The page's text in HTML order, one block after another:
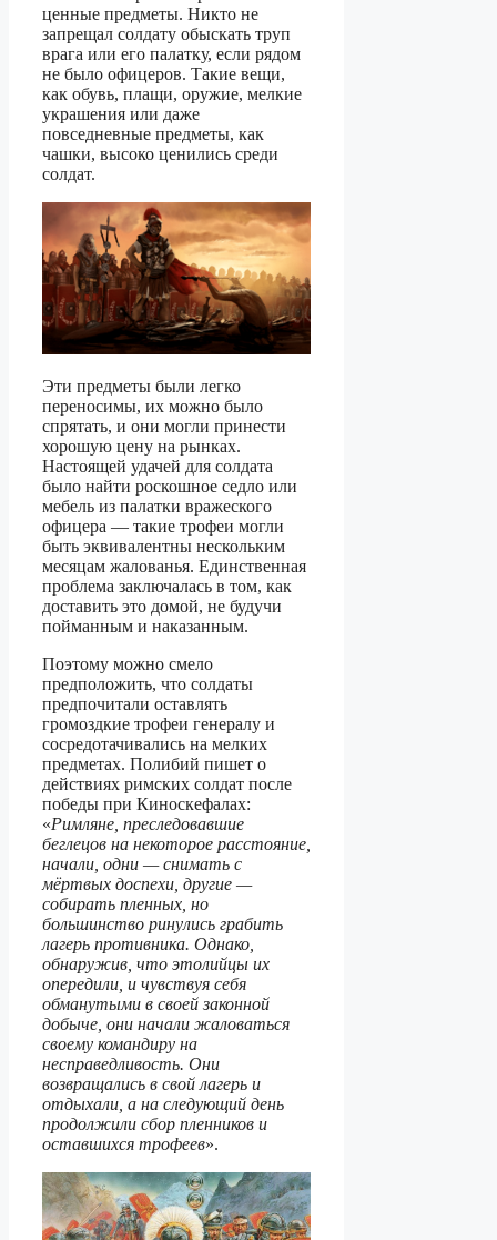
ценные предметы. Никто не
запрещал солдату обыскать труп
врага или его палатку, если рядом
не было офицеров. Такие вещи,
как обувь, плащи, оружие, мелкие
украшения или даже
повседневные предметы, как
чашки, высоко ценились среди
солдат.
Эти предметы были легко
переносимы, их можно было
спрятать, и они могли принести
хорошую цену на рынках.
Настоящей удачей для солдата
было найти роскошное седло или
мебель из палатки вражеского
офицера — такие трофеи могли
быть эквивалентны нескольким
месяцам жалованья. Единственная
проблема заключалась в том, как
доставить это домой, не будучи
пойманным и наказанным.
Поэтому можно смело
предположить, что солдаты
предпочитали оставлять
громоздкие трофеи генералу и
сосредотачивались на мелких
предметах. Полибий пишет о
действиях римских солдат после
победы при Киноскефалах:
«Римляне, преследовавшие
беглецов на некоторое расстояние,
начали, одни — снимать с
мёртвых доспехи, другие —
собирать пленных, но
большинство ринулись грабить
лагерь противника. Однако,
обнаружив, что этолийцы их
опередили, и чувствуя себя
обманутыми в своей законной
добыче, они начали жаловаться
своему командиру на
несправедливость. Они
возвращались в свой лагерь и
отдыхали, а на следующий день
продолжили сбор пленников и
оставшихся трофеев».